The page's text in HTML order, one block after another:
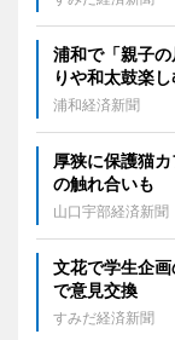
浦和で「親子
りや和太鼓楽
浦和経済新聞
厚狭に保護猫
の触れ合いも
山口宇部経済新聞
文花で学生企
で意見交換
すみだ経済新聞